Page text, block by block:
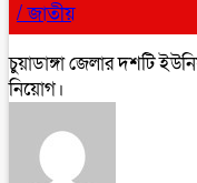
/জাতীয়
চুয়াডাঙ্গা জেলার দশটি
নিয়োগ।